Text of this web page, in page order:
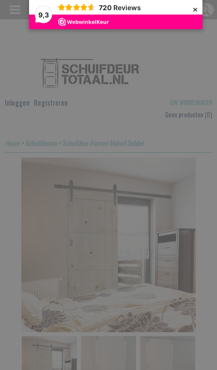
9,3
720 Reviews ×
Inloggen Registreren
UW WINKELWAGEN
Geen producten (0)
Home>Schuifdeuren>Schuifdeur Framed Midrail Dubbel